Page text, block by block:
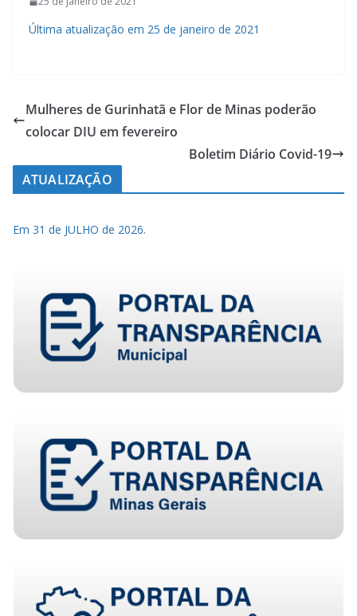
Última atualização em 25 de janeiro de 2021
Mulheres de Gurinhatã e Flor de Minas poderão
colocar DIU em fevereiro
Boletim Diário Covid-19
ATUALIZAÇÃO
Em 31 de JULHO de 2026.